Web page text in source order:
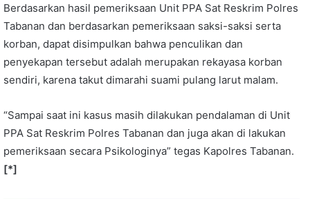
Berdasarkan hasil pemeriksaan Unit PPA Sat Reskrim Polres
Tabanan dan berdasarkan pemeriksaan saksi-saksi serta
korban, dapat disimpulkan bahwa penculikan dan
penyekapan tersebut adalah merupakan rekayasa korban
sendiri, karena takut dimarahi suami pulang larut malam.
“Sampai saat ini kasus masih dilakukan pendalaman di Unit
PPA Sat Reskrim Polres Tabanan dan juga akan di lakukan
pemeriksaan secara Psikologinya” tegas Kapolres Tabanan.
[*]